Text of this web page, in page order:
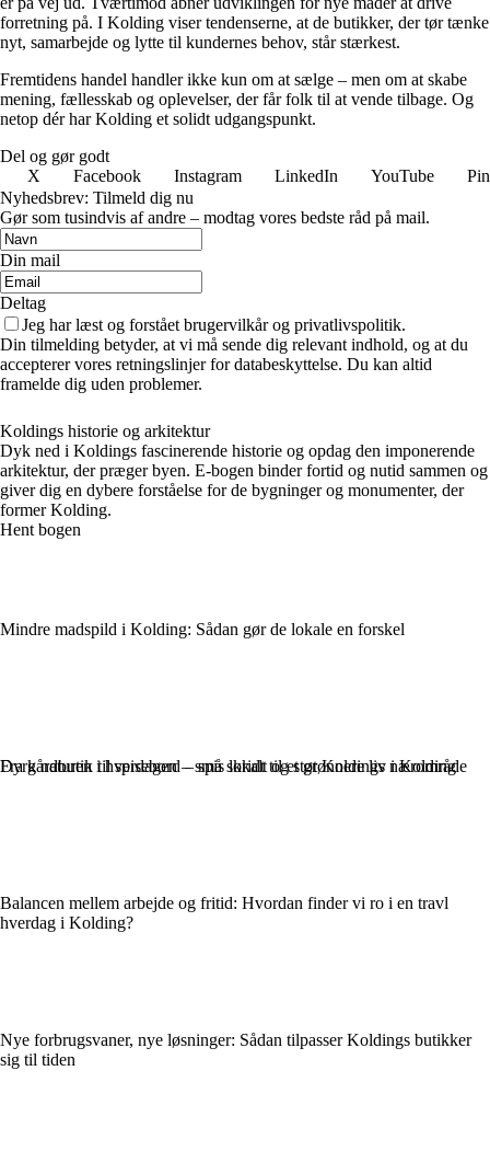
forretning på. I Kolding viser tendenserne, at de butikker, der tør tænke
nyt, samarbejde og lytte til kundernes behov, står stærkest.
Fremtidens handel handler ikke kun om at sælge – men om at skabe
mening, fællesskab og oplevelser, der får folk til at vende tilbage. Og
netop dér har Kolding et solidt udgangspunkt.
Del og gør godt
X
Facebook Instagram LinkedIn YouTube
Nyhedsbrev: Tilmeld dig nu
Gør som tusindvis af andre – modtag vores bedste råd på mail.
Din mail
Deltag
Jeg har læst og forstået brugervilkår og privatlivspolitik.
Din tilmelding betyder, at vi må sende dig relevant indhold, og at du
accepterer vores retningslinjer for databeskyttelse. Du kan altid
framelde dig uden problemer.
Koldings historie og arkitektur
Dyk ned i Koldings fascinerende historie og opdag den imponerende
arkitektur, der præger byen. E-bogen binder fortid og nutid sammen og
giver dig en dybere forståelse for de bygninger og monumenter, der
former Kolding.
Hent bogen
Mindre madspild i Kolding: Sådan gør de lokale en forskel
Fra gårdbutik til spisebord – spis lokalt og støt Koldings nærområde
Balancen mellem arbejde og fritid: Hvordan finder vi ro i en travl
hverdag i Kolding?
Nye forbrugsvaner, nye løsninger: Sådan tilpasser Koldings butikker
sig til tiden
Dyrk naturen i hverdagen – små skridt til et grønnere liv i Kolding